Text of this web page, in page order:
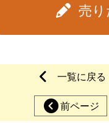
売
一覧に戻る
前ページ